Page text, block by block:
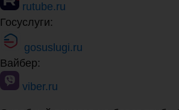
rutube.ru
Госуслуги:
gosuslugi.ru
Вайбер:
viber.ru